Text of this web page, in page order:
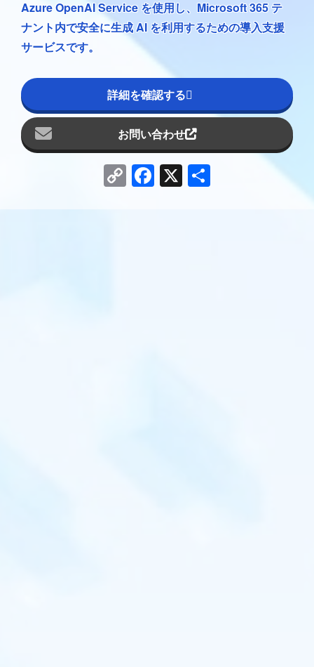
Azure OpenAI Service を使用し、Microsoft 365 テ
ナント内で安全に生成 AI を利用するための導入支援
サービスです。
詳細を確認する
お問い合わせ
CopyFacebook
X